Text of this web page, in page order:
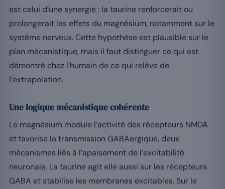
est celui d’une synergie : la taurine renforcerait ou
prolongerait les effets du magnésium, notamment sur le
système nerveux. Cette hypothèse est plausible sur le
plan mécanistique, mais il faut distinguer ce qui est
démontré chez l’humain de ce qui relève de
l’extrapolation.
Une logique mécanistique cohérente
Le magnésium module l’activité des récepteurs NMDA
et favorise la transmission GABAergique, deux
mécanismes liés à l’apaisement de l’excitabilité
neuronale. La taurine agit elle aussi sur les récepteurs
GABA et stabilise les membranes excitables. Sur le